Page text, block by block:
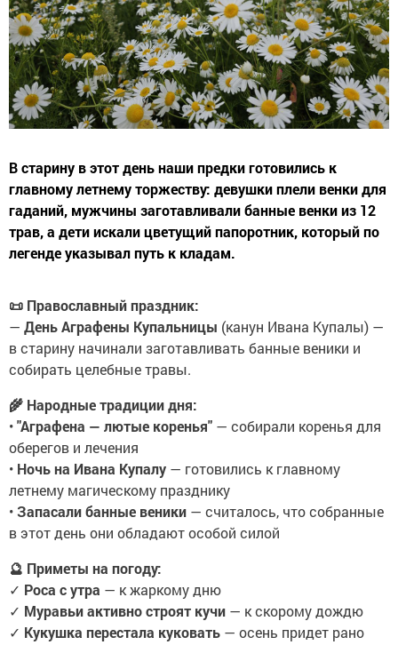
В старину в этот день наши предки готовились к
главному летнему торжеству: девушки плели венки для
гаданий, мужчины заготавливали банные венки из 12
трав, а дети искали цветущий папоротник, который по
легенде указывал путь к кладам.
📜 Православный праздник:
— День Аграфены Купальницы (канун Ивана Купалы) —
в старину начинали заготавливать банные веники и
собирать целебные травы.
🌾 Народные традиции дня:
•"Аграфена — лютые коренья" — собирали коренья для
оберегов и лечения
• Ночь на Ивана Купалу — готовились к главному
летнему магическому празднику
•Запасали банные веники — считалось, что собранные
в этот день они обладают особой силой
🔮 Приметы на погоду:
✓ Роса с утра — к жаркому дню
✓ Муравьи активно строят кучи — к скорому дождю
✓ Кукушка перестала куковать — осень придет рано